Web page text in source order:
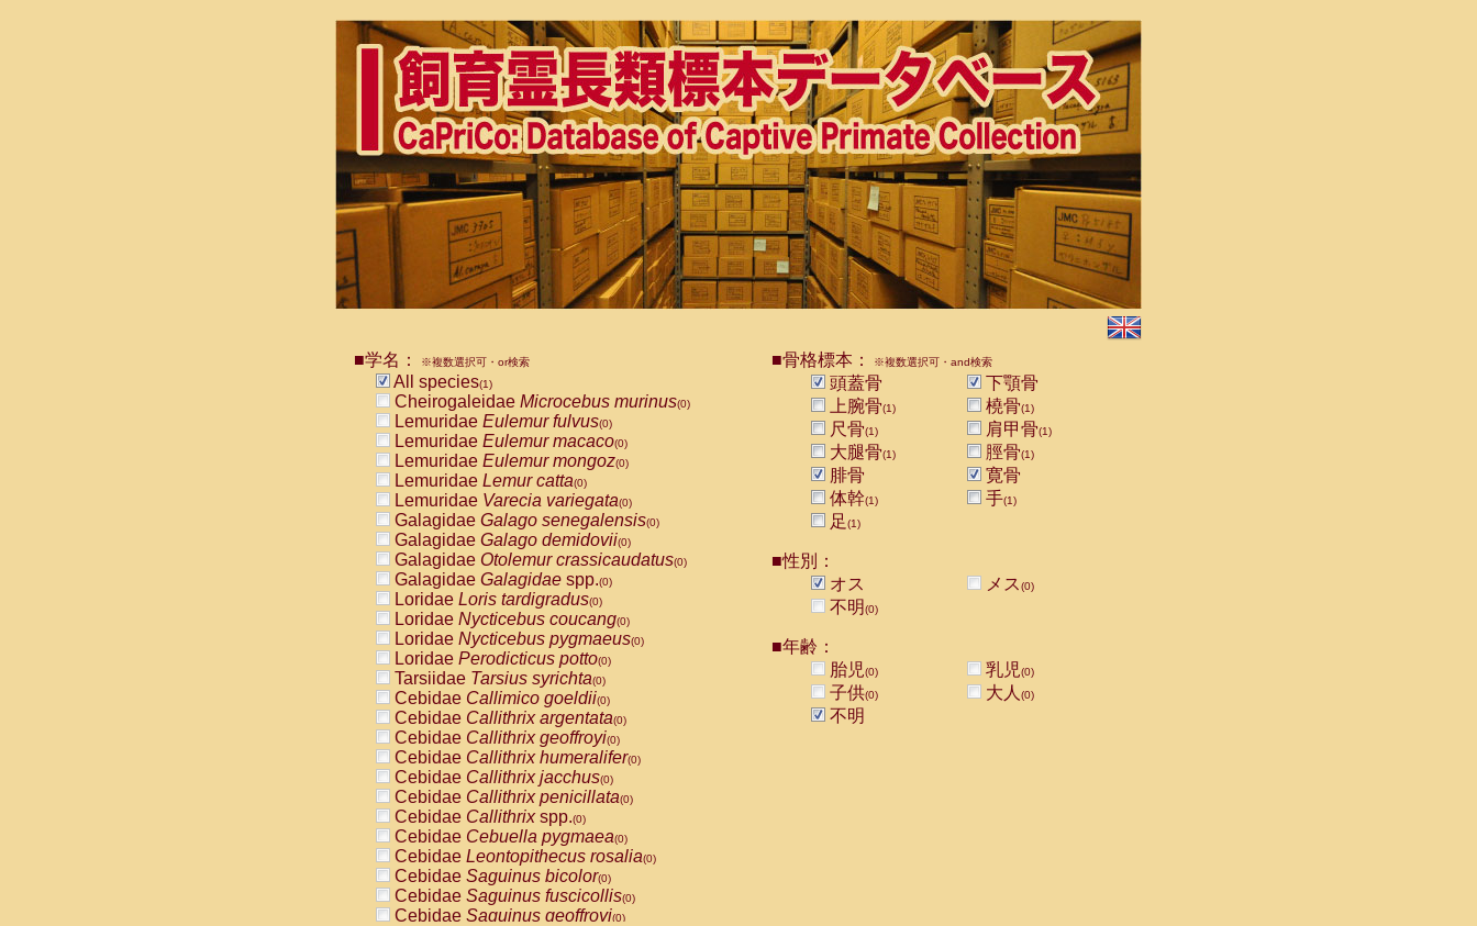
■学名： ※複数選択可・or検索
All species(1)
Cheirogaleidae Microcebus murinus(0)
Lemuridae Eulemur fulvus(0)
Lemuridae Eulemur macaco(0)
Lemuridae Eulemur mongoz(0)
Lemuridae Lemur catta(0)
Lemuridae Varecia variegata(0)
Galagidae Galago senegalensis(0)
Galagidae Galago demidovii(0)
Galagidae Otolemur crassicaudatus(0)
Galagidae Galagidae spp.(0)
Loridae Loris tardigradus(0)
Loridae Nycticebus coucang(0)
Loridae Nycticebus pygmaeus(0)
Loridae Perodicticus potto(0)
Tarsiidae Tarsius syrichta(0)
Cebidae Callimico goeldii(0)
Cebidae Callithrix argentata(0)
Cebidae Callithrix geoffroyi(0)
Cebidae Callithrix humeralifer(0)
Cebidae Callithrix jacchus(0)
Cebidae Callithrix penicillata(0)
Cebidae Callithrixspp.(0)
Cebidae Cebuella pygmaea(0)
Cebidae Leontopithecus rosalia(0)
Cebidae Saguinus bicolor(0)
Cebidae Saguinus fuscicollis(0)
Cebidae Saguinus geoffroyi(0)
■骨格標本： ※複数選択可・and検索
頭蓋骨
下顎骨
上腕骨(1) 橈骨(1)
尺骨(1) 肩甲骨(1)
大腿骨(1) 脛骨(1)
腓骨
寛骨
体幹(1) 手(1)
足(1)
■性別：
オス
メス(0)
不明(0)
■年齢：
胎児(0) 乳児(0)
子供(0) 大人 (0)
不明